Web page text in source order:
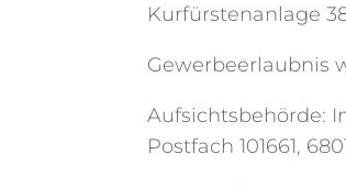
Kurfürstenanlage
Gewerbeerlaubnis
Aufsichtsbehörde:
Postfach 101661,